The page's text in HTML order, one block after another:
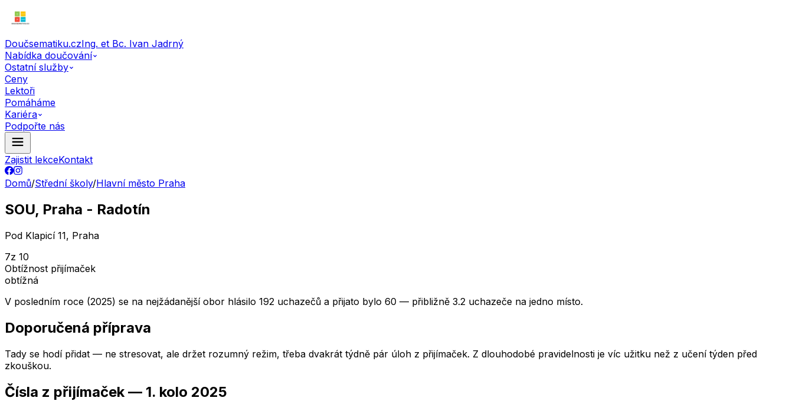
Doučsematiku.czIng. et Bc. Ivan Jadrný
Nabídka doučování
Ostatní služby
Ceny
Lektoři
Pomáháme
Kariéra
Podpořte nás
Zajistit lekceKontakt
Domů/Střední školy/Hlavní město Praha
SOU, Praha - Radotín
Pod Klapicí 11, Praha
7z 10
Obtížnost přijímaček
obtížná
V posledním roce (2025) se na nejžádanější obor hlásilo 192 uchazečů a přijato bylo 60 — přibližně 3.2 uchazeče na jedno místo.
Doporučená příprava
Tady se hodí přidat — ne stresovat, ale držet rozumný režim, třeba dvakrát týdně pár úloh z přijímaček. Z dlouhodobé pravidelnosti je víc užitku než z učení týden před
zkouškou.
Čísla z přijímaček — 1. kolo 2025